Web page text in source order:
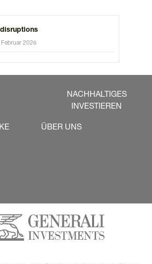
Februar 2026
NACHHALTIGES
INVESTIEREN
ÜBER UNS